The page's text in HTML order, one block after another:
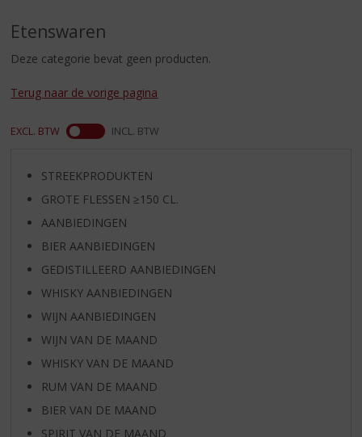
r
i
g
n
a
Etenswaren
Deze categorie bevat geen producten.
Terug naar de vorige pagina
EXCL. BTW INCL. BTW
STREEKPRODUKTEN
GROTE FLESSEN ≥150 CL.
AANBIEDINGEN
BIER AANBIEDINGEN
GEDISTILLEERD AANBIEDINGEN
WHISKY AANBIEDINGEN
WIJN AANBIEDINGEN
WIJN VAN DE MAAND
WHISKY VAN DE MAAND
RUM VAN DE MAAND
BIER VAN DE MAAND
SPIRIT VAN DE MAAND